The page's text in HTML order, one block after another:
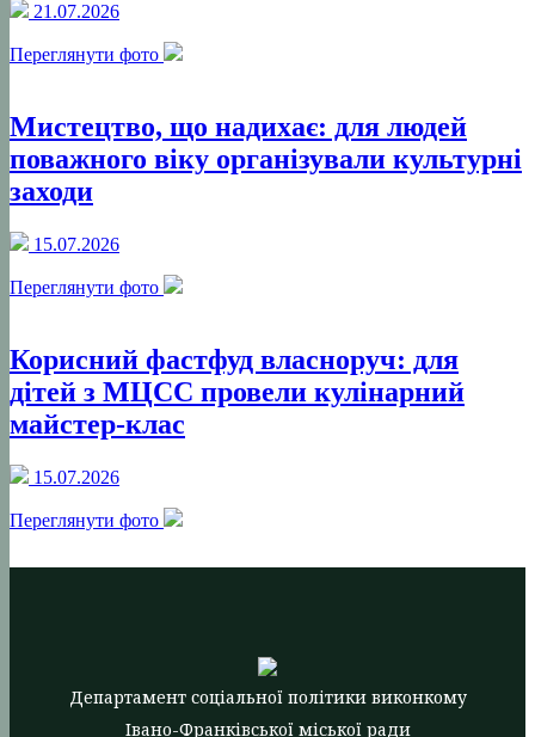
21.07.2026
Переглянути фото
Мистецтво, що надихає: для людей
поважного віку організували культурні
заходи
15.07.2026
Переглянути фото
Корисний фастфуд власноруч: для
дітей з МЦСС провели кулінарний
майстер-клас
15.07.2026
Переглянути фото
Департамент соціальної політики виконкому
Івано-Франківської міської ради